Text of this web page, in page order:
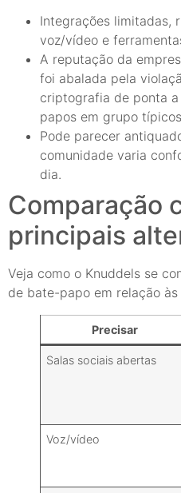
Integrações limitadas,
voz/vídeo e
A reputação da
foi abalada pela
criptografia de ponta
papos em grupo
Pode parecer
comunidade varia
dia.
Comparação
principais
Veja como o Knuddels se
de bate-papo em relação
Precisar
Salas sociais abertas
Voz/vídeo